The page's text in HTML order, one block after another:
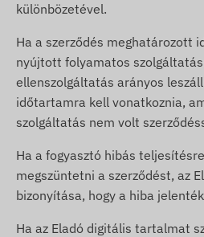
különbözetével.
Ha a szerződés meghatározott
nyújtott folyamatos
ellenszolgáltatás arányos
időtartamra kell vonatkoznia,
szolgáltatás nem volt
Ha a fogyasztó hibás
megszüntetni a szerződést, az
bizonyítása, hogy a hiba
Ha az Eladó digitális tartalmat